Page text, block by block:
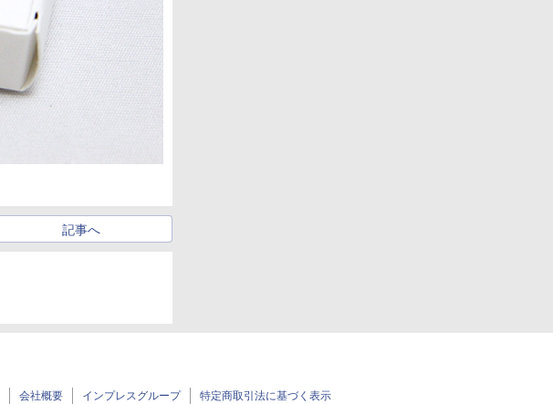
記事へ
会社概要 インプレスグループ 特定商取引法に基づく表示